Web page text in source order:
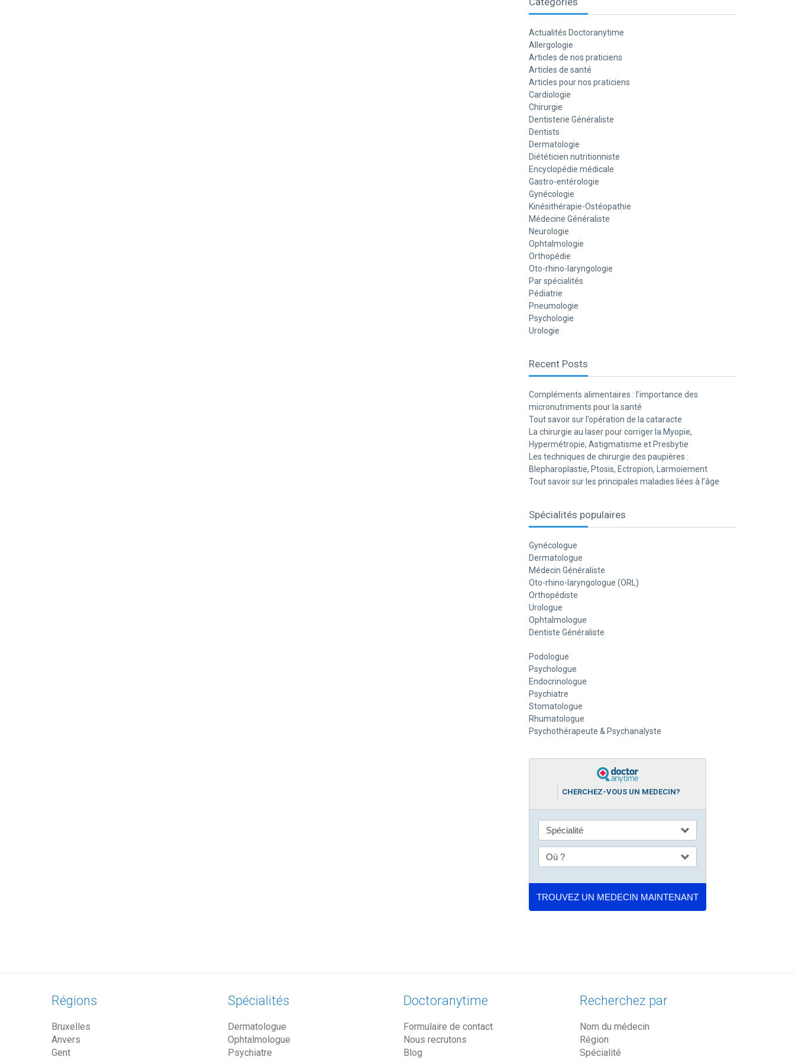
Actualités Doctoranytime
Allergologie
Articles de nos praticiens
Articles de santé
Articles pour nos praticiens
Cardiologie
Chirurgie
Dentisterie Généraliste
Dentists
Dermatologie
Diététicien nutritionniste
Encyclopédie médicale
Gastro-entérologie
Gynécologie
Kinésithérapie-Ostéopathie
Médecine Généraliste
Neurologie
Ophtalmologie
Orthopédie
Oto-rhino-laryngologie
Par spécialités
Pédiatrie
Pneumologie
Psychologie
Urologie
Recent Posts
Compléments alimentaires : l’importance des
micronutriments pour la santé
Tout savoir sur l’opération de la cataracte
La chirurgie au laser pour corriger la Myopie,
Hypermétropie, Astigmatisme et Presbytie
Les techniques de chirurgie des paupières :
Blepharoplastie, Ptosis, Ectropion, Larmoiement
Tout savoir sur les principales maladies liées à l’âge
Spécialités populaires
Gynécologue
Dermatologue
Médecin Généraliste
Oto-rhino-laryngologue (ORL)
Orthopédiste
Urologue
Ophtalmologue
Dentiste Généraliste
Podologue
Psychologue
Endocrinologue
Psychiatre
Stomatologue
Rhumatologue
Psychothérapeute & Psychanalyste
CHERCHEZ-VOUS UN MEDECIN?
Régions
Bruxelles
Anvers
Gent
Spécialités
Dermatologue
Ophtalmologue
Psychiatre
Doctoranytime
Formulaire de contact
Nous recrutons
Blog
Recherchez par
Nom du médecin
Région
Spécialité